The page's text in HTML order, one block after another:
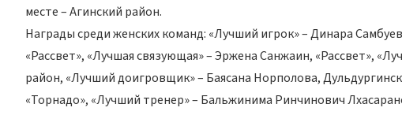
месте – Агинский район.
Награды среди женских команд: «Лучший игрок» – Динара
«Рассвет», «Лучшая связующая» – Эржена Санжаин, «Рассвет»,
район, «Лучший доигровщик» – Баясана Норполова,
«Торнадо», «Лучший тренер» – Бальжинима Ринчинович